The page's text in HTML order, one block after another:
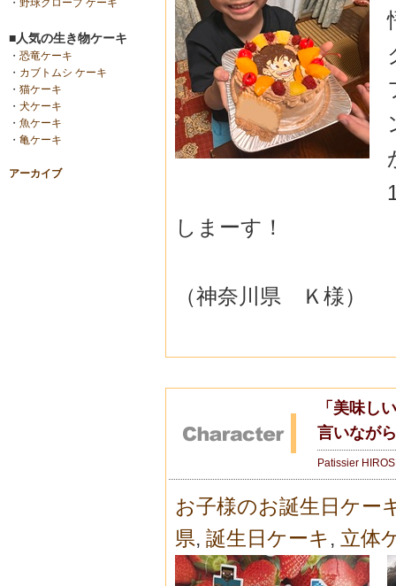
・ 野球グローブ ケーキ
■人気の生き物ケーキ
・ 恐竜ケーキ
・ カブトムシ ケーキ
・ 猫ケーキ
・ 犬ケーキ
・ 魚ケーキ
・ 亀ケーキ
アーカイブ
しまーす！
（神奈川県 Ｋ様）
「美味し
言いなが
Patissier
お子様のお誕生日ケー
県, 誕生日ケーキ , 立体